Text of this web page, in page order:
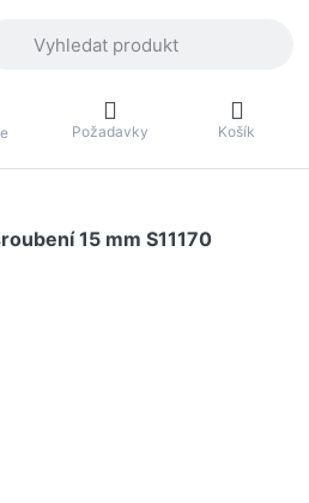
Požadavky Košík
15 mm S11170